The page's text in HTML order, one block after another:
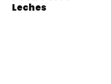
Leches